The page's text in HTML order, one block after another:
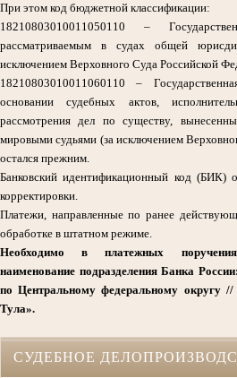
При этом код бюджетной классификации:
18210803010011050110 –
рассматриваемым в судах общей
исключением Верховного Суда Российской
18210803010011060110 –
основании судебных актов,
рассмотрения дел по существу,
мировыми судьями (за исключением
остался прежним.
Банковский идентификационный код (БИК)
корректировки.
Платежи, направленные по ранее
обработке в штатном режиме.
Необходимо в платежных
наименование подразделения Банка
по Центральному федеральному округу
Тула».
СУДЕБНОЕ